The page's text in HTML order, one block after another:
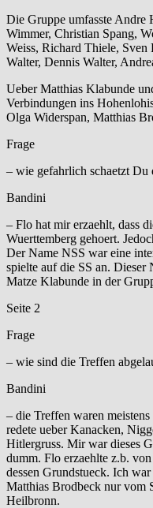
Die Gruppe umfasste Andre
Wimmer, Christian Spang,
Weiss, Richard Thiele,
Walter, Dennis Walter,
Ueber Matthias Klabunde
Verbindungen ins
Olga Widerspan, Matthias
Frage
– wie gefahrlich schaetzt Du
Bandini
– Flo hat mir erzaehlt, dass
Wuerttemberg gehoert.
Der Name NSS war eine
spielte auf die SS an. Dieser
Matze Klabunde in der
Seite 2
Frage
– wie sind die Treffen
Bandini
– die Treffen waren
redete ueber Kanacken,
Hitlergruss. Mir war dieses
dumm. Flo erzaehlte z.b.
dessen Grundstueck. Ich
Matthias Brodbeck nur vom
Heilbronn.